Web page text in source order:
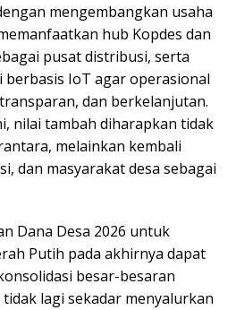
mengembangkan usaha
hub Kopdes dan
pusat distribusi, serta
IoT agar operasional
dan berkelanjutan.
nilai tambah diharapkan tidak
melainkan kembali
dan masyarakat desa sebagai
Dana Desa 2026 untuk
Putih pada akhirnya dapat
besar-besaran
lagi sekadar menyalurkan